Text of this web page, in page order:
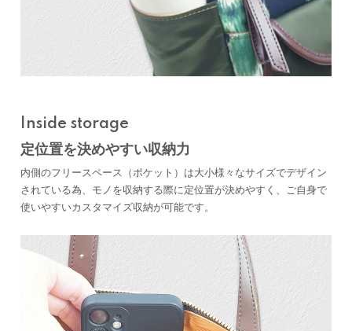
Inside storage
定位置を決めやすい収納力
内側のフリースペース（ポケット）は大小様々なサイズでデザイン
されている為、モノを収納する際に定位置が決めやすく、ご自身で
使いやすいカスタマイズ収納が可能です。